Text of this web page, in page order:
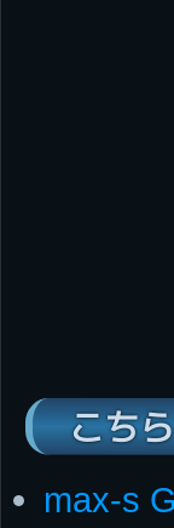
こち
max-s